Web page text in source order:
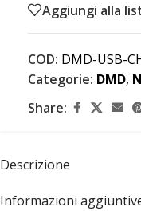
Aggiungi alla
COD: DMD-USB-
Categorie: DMD,
Share:
Descrizione
Informazioni